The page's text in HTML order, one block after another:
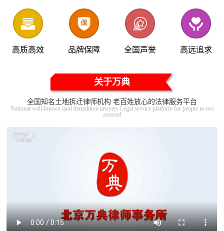
高质高效 品牌保障 全国声誉 高远追求
关于万典
全国知名土地拆迁律师机构 老百姓放心的法律服务平台
National well-known land demolition lawyers Legal service platform for people to rest
assured